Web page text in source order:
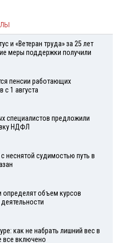
и «Ветеран труда» за 25 лет
меры поддержки получили
пенсии работающих
с 1 августа
специалистов предложили
НДФЛ
неснятой судимостью путь в
объем курсов
как не набрать лишний вес в
все включено